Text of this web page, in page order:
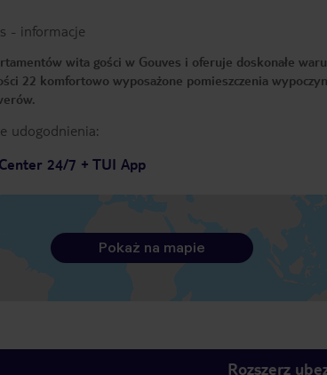
w
- informacje
wita gości w Gouves i oferuje doskonałe
22 komfortowo wyposażone pomieszczenia
udogodnienia:
24/7 + TUI App
Pokaż na mapie
Rozszerz